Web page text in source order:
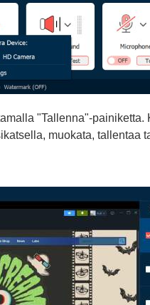
"Tallenna"-painiketta.
muokata, tallentaa